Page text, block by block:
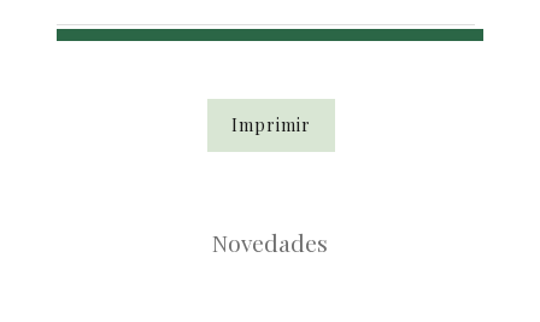
Imprimir
Novedades